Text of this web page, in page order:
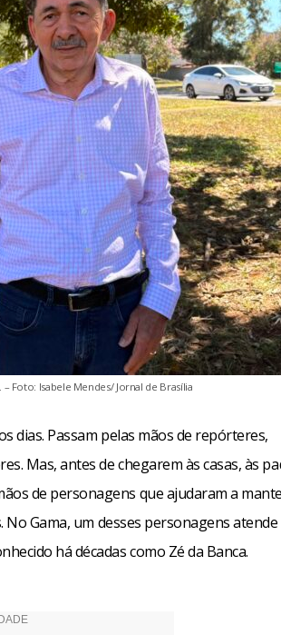
Foto: Isabele Mendes/ Jornal de Brasília
dias. Passam pelas mãos de repórteres,
Mas, antes de chegarem às casas, às
de personagens que ajudaram a
Gama, um desses personagens
há décadas como Zé da Banca.